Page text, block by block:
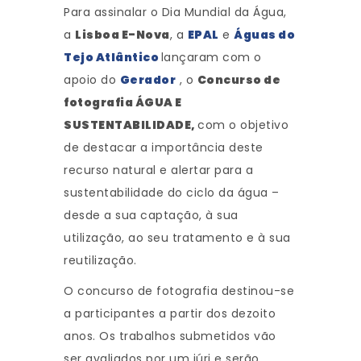
Para assinalar o Dia Mundial da Água,
a Lisboa E-Nova, a EPAL e Águas do
Tejo Atlântico lançaram com o
apoio do Gerador , o Concurso de
fotografia ÁGUA E
SUSTENTABILIDADE, com o objetivo
de destacar a importância deste
recurso natural e alertar para a
sustentabilidade do ciclo da água –
desde a sua captação, à sua
utilização, ao seu tratamento e à sua
reutilização.
O concurso de fotografia destinou-se
a participantes a partir dos dezoito
anos. Os trabalhos submetidos vão